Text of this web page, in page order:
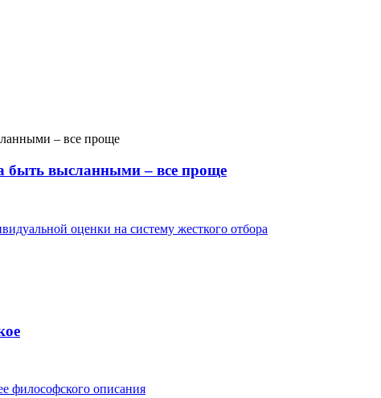
быть высланными – все проще
оценки на систему жесткого отбора
философского описания